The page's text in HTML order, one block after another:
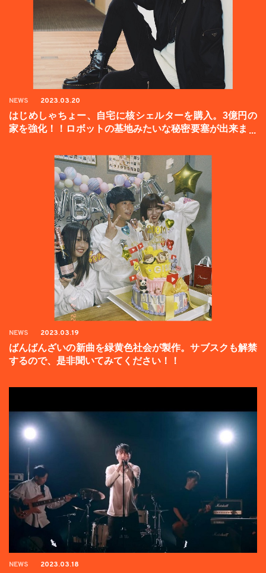
NEWS 2023.03.20
はじめしゃちょー、自宅に核シェルターを購入。3億円の
家を強化！！ロボットの基地みたいな秘密要塞が出来まし
NEWS 2023.03.19
ばんばんざいの新曲を緑黄色社会が製作。サブスクも解禁
するので、是非聞いてみてください！！
NEWS 2023.03.18